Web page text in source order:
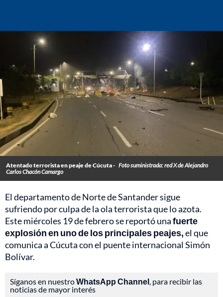
Atentado terrorista en peaje de Cúcuta - Foto suministrada: red X de Alejandro
Carlos Chacón Camargo
El departamento de Norte de Santander sigue
sufriendo por culpa de la ola terrorista que lo azota.
Este miércoles 19 de febrero se reportó unafuerte
explosión en uno de los principales peajes,el que
comunica a Cúcuta con el puente internacional Simón
Bolívar.
Síganos en nuestroWhatsApp Channel, para recibir las
noticias de mayor interés